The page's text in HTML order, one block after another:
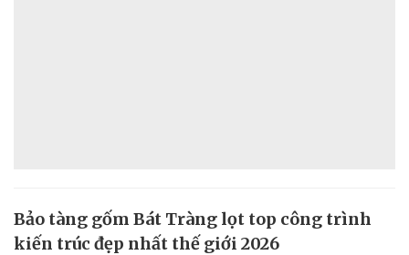
Bảo tàng gốm Bát Tràng lọt top công trình
kiến trúc đẹp nhất thế giới 2026